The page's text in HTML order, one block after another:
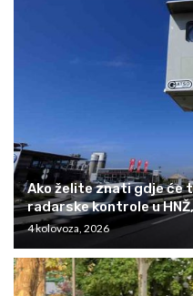
Ako želite znati gdje će
radarske kontrole u
4 kolovoza, 2026